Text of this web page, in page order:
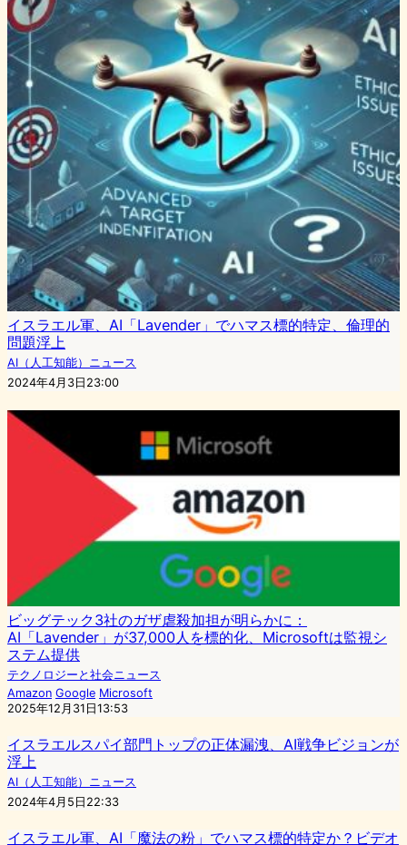
イスラエル軍、AI「Lavender」でハマス標的特定、倫理的
問題浮上
AI（人工知能）ニュース
2024年4月3日23:00
ビッグテック3社のガザ虐殺加担が明らかに：
AI「Lavender」が37,000人を標的化、Microsoftは監視シ
ステム提供
テクノロジーと社会ニュース
Amazon Google Microsoft
2025年12月31日13:53
イスラエルスパイ部門トップの正体漏洩、AI戦争ビジョンが
浮上
AI（人工知能）ニュース
2024年4月5日22:33
イスラエル軍、AI「魔法の粉」でハマス標的特定か？ビデオ